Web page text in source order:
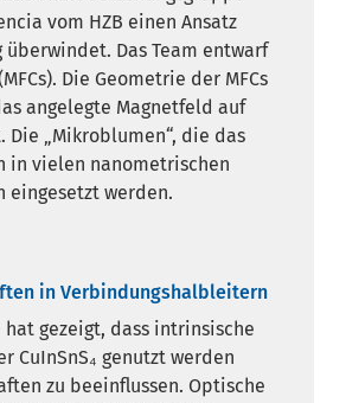
vom HZB einen Ansatz
Das Team entwarf
Die Geometrie der MFCs
angelegte Magnetfeld auf
„Mikroblumen“, die das
in vielen nanometrischen
eingesetzt werden.
in Verbindungshalbleitern
gezeigt, dass intrinsische
CuInSnS₄ genutzt werden
zu beeinflussen. Optische